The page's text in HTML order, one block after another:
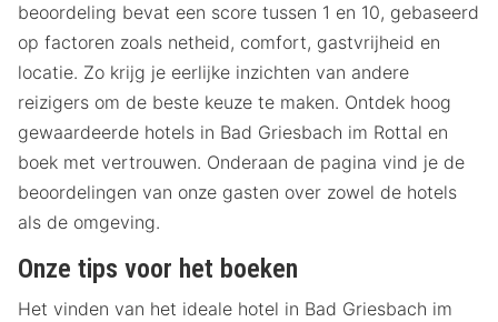
beoordeling bevat een score tussen 1 en 10, gebaseerd
op factoren zoals netheid, comfort, gastvrijheid en
locatie. Zo krijg je eerlijke inzichten van andere
reizigers om de beste keuze te maken. Ontdek hoog
gewaardeerde hotels in Bad Griesbach im Rottal en
boek met vertrouwen. Onderaan de pagina vind je de
beoordelingen van onze gasten over zowel de hotels
als de omgeving.
Onze tips voor het boeken
Het vinden van het ideale hotel in Bad Griesbach im